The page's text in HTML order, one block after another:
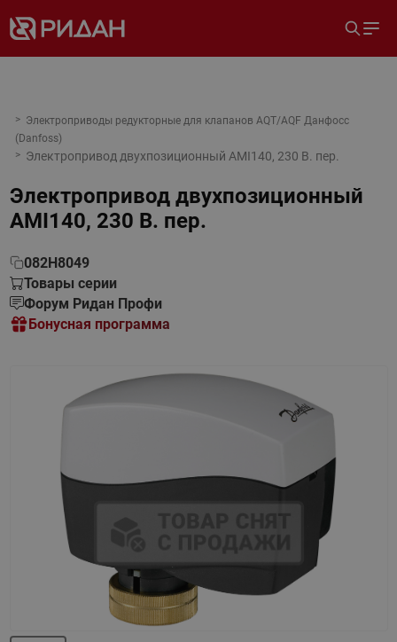
Электроприводы редукторные для клапанов AQT/AQF Данфосс
(Danfoss)
Электропривод двухпозиционный AMI140, 230 В. пер.
Электропривод двухпозиционный
AMI140, 230 В. пер.
082H8049
Товары серии
Форум Ридан Профи
Бонусная программа
Назад